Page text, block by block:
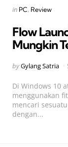
Categories
Posted
in PC Review
Flow
Mungkin
Posted
byGylang Satria
Di Windows 10
menggunakan
mencari
dengan...